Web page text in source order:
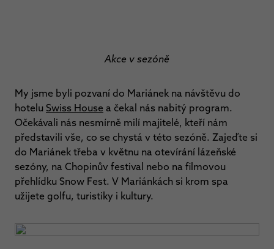
Akce v sezóně
My jsme byli pozvaní do Mariánek na návštěvu do
hotelu Swiss House a čekal nás nabitý program.
Očekávali nás nesmírně milí majitelé, kteří nám
představili vše, co se chystá v této sezóně. Zajeďte si
do Mariánek třeba v květnu na otevírání lázeňské
sezóny, na Chopinův festival nebo na filmovou
přehlídku Snow Fest. V Mariánkách si krom spa
užijete golfu, turistiky i kultury.